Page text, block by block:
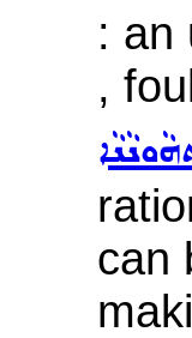
: an
,
can